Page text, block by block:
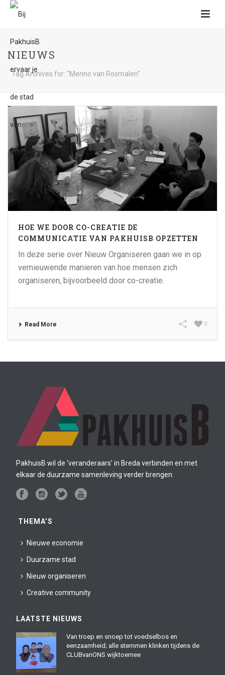
NIEUWS
Tag Archives for: "Menno van Rosmalen"
HOE WE DOOR CO-CREATIE DE
COMMUNICATIE VAN PAKHUISB OPZETTEN
In deze serie over Nieuw Organiseren gaan we in op
vernieuwende manieren van hoe mensen zich
organiseren, bijvoorbeeld door co-creatie.
Read More 0
PakhuisB wil de ‘veranderaars’ in Breda verbinden en met
elkaar de duurzame samenleving verder brengen.
THEMA’S
Nieuwe economie
Duurzame stad
Nieuw organiseren
Creative community
LAATSTE NIEUWS
Van troep en snoep tot voedselbos en
eenzaamheid; alle stemmen klinken tijdens de
CLUBvanONS wijktoernee